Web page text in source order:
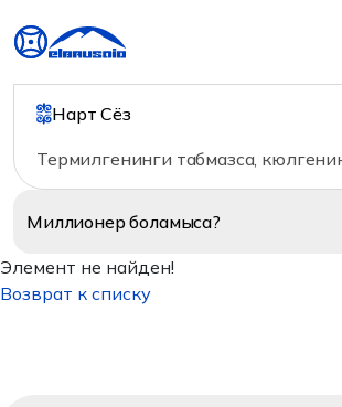
Нарт Сёз
Термилгенинги табмазса,
Миллионерболамыса?
Элемент не найден!
Возврат к списку